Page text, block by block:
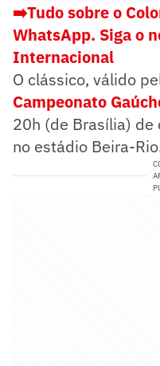
➡️Tudo sobre o
WhatsApp. Siga o
Internacional
O clássico, válido
Campeonato
20h (de Brasília) de
no estádio Beira-